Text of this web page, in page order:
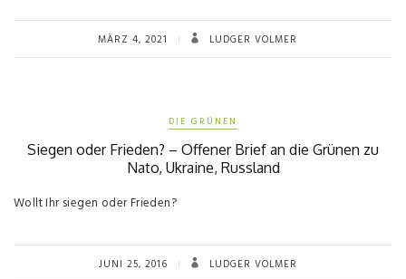
MÄRZ 4, 2021 LUDGER VOLMER
DIE GRÜNEN
Siegen oder Frieden? – Offener Brief an die Grünen zu
Nato, Ukraine, Russland
Wollt Ihr siegen oder Frieden?
JUNI 25, 2016 LUDGER VOLMER